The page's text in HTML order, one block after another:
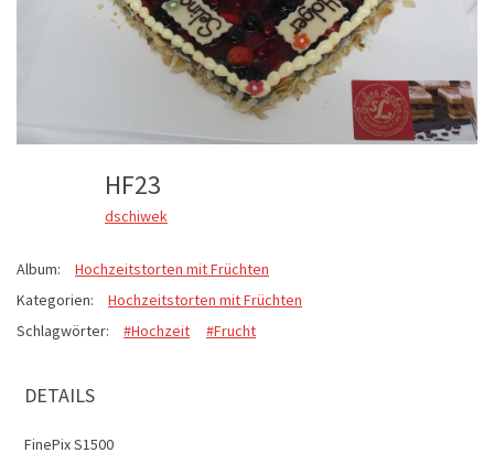
HF23
dschiwek
Album:
Hochzeitstorten mit Früchten
Kategorien:
Hochzeitstorten mit Früchten
Schlagwörter:
#Hochzeit #Frucht
DETAILS
FinePix S1500